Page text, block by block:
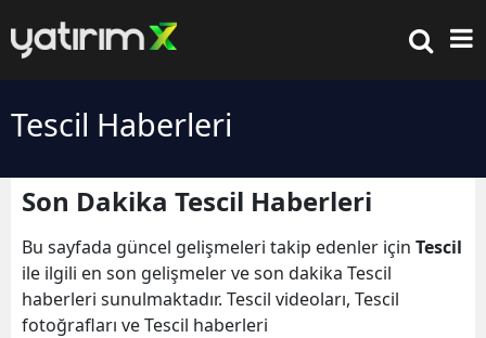
Tescil Haberleri
Son Dakika Tescil Haberleri
Bu sayfada güncel gelişmeleri takip edenler için Tescil
ile ilgili en son gelişmeler ve son dakika Tescil
haberleri sunulmaktadır. Tescil videoları, Tescil
fotoğrafları ve Tescil haberleri